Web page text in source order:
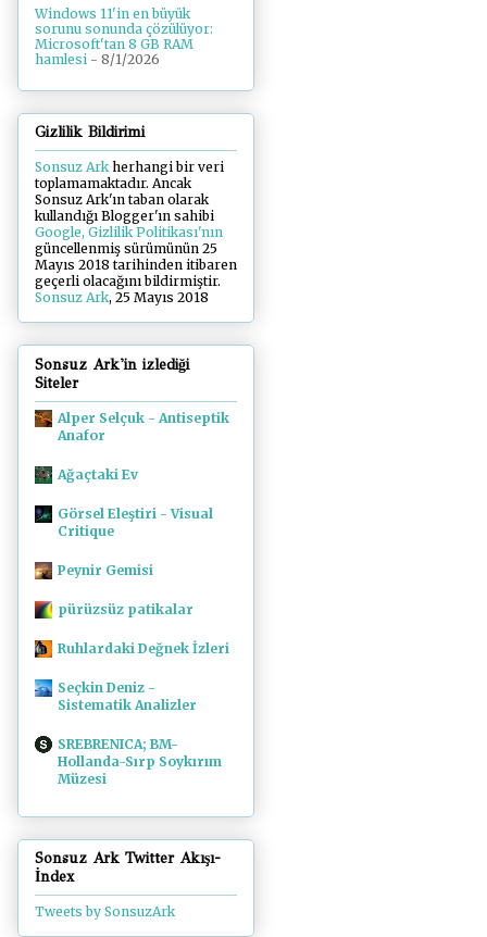
Windows 11'in en büyük
sorunu sonunda çözülüyor:
Microsoft'tan 8 GB RAM
hamlesi - 8/1/2026
Gizlilik Bildirimi
Sonsuz Arkherhangi bir veri
toplamamaktadır. Ancak
Sonsuz Ark'ın taban olarak
kullandığı Blogger'ın sahibi
Google, Gizlilik Politikası'nın
güncellenmiş sürümünün 25
Mayıs 2018 tarihinden itibaren
geçerli olacağını bildirmiştir.
Sonsuz Ark, 25 Mayıs 2018
Sonsuz Ark'in izlediği
Siteler
Alper Selçuk - Antiseptik
Anafor
Ağaçtaki Ev
Görsel Eleştiri - Visual
Critique
Peynir Gemisi
pürüzsüz patikalar
Ruhlardaki Değnek İzleri
Seçkin Deniz -
Sistematik Analizler
SREBRENICA; BM-
Hollanda-Sırp Soykırım
Müzesi
Sonsuz Ark Twitter Akışı-
İndex
Tweets by SonsuzArk